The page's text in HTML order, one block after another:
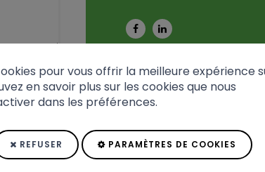
pour vous offrir la meilleure expérience
en savoir plus sur les cookies que nous
dans les préférences.
REFUSER PARAMÈTRES DE COOKIES